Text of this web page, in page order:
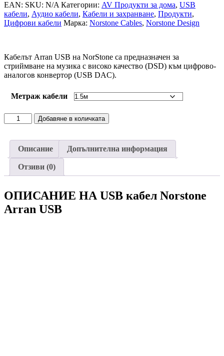
EAN: SKU: N/A Категории: AV Продукти за дома, USB
кабели, Аудио кабели, Кабели и захранване, Продукти,
Цифрови кабели Марка: Norstone Cables, Norstone Design
Кабелът Arran USB на NorStone са предназначен за
стриймване на музика с високо качество (DSD) към цифрово-
аналогов конвертор (USB DAC).
Метраж кабели
Добавяне в количката
Описание Допълнителна информация
Отзиви (0)
ОПИСАНИЕ НА USB кабел Norstone
Arran USB